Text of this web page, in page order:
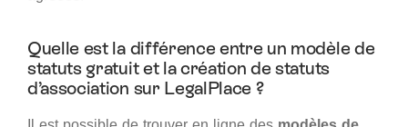
Quelle est la différence entre un modèle de
statuts gratuit et la création de statuts
d’association sur LegalPlace ?